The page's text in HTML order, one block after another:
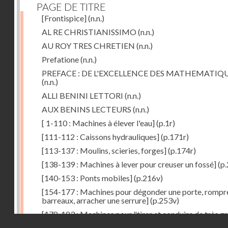
PAGE DE TITRE
[Frontispice](n.n.)
AL RE CHRISTIANISSIMO (n.n.)
AU ROY TRES CHRETIEN (n.n.)
Prefatione(n.n.)
PREFACE : DE L'EXCELLENCE DES
(n.n.)
ALLI BENINI LETTORI (n.n.)
AUX BENINS LECTEURS (n.n.)
[ 1-110 : Machines à élever l'eau](p.1r)
[111-112 : Caissons hydrauliques](p.171r)
[113-137 : Moulins, scieries, forges](p.174r)
[138-139 : Machines à lever pour creuser un fossé]
[140-153 : Ponts mobiles](p.216v)
[154-177 : Machines pour dégonder une porte,
barreaux, arracher une serrure](p.253v)
[178-183 : Machines pour "tirer et conduire de très